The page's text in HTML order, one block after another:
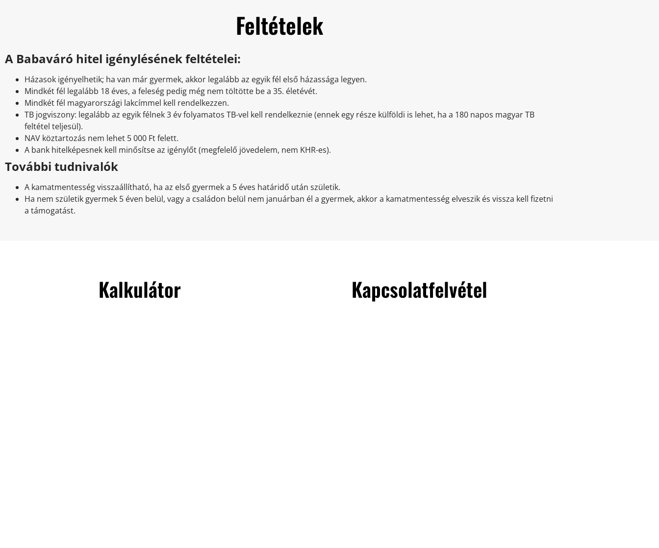
Feltételek
A Babaváró hitel igénylésének feltételei:
Házasok igényelhetik; ha van már gyermek, akkor legalább az egyik fél első házassága legyen.
Mindkét fél legalább 18 éves, a feleség pedig még nem töltötte be a 35. életévét.
Mindkét fél magyarországi lakcímmel kell rendelkezzen.
TB jogviszony: legalább az egyik félnek 3 év folyamatos TB-vel kell rendelkeznie (ennek egy része külföldi is lehet, ha a 180 napos magyar TB
feltétel teljesül).
NAV köztartozás nem lehet 5 000 Ft felett.
A bank hitelképesnek kell minősítse az igénylőt (megfelelő jövedelem, nem KHR-es).
További tudnivalók
A kamatmentesség visszaállítható, ha az első gyermek a 5 éves határidő után születik.
Ha nem születik gyermek 5 éven belül, vagy a családon belül nem januárban él a gyermek, akkor a kamatmentesség elveszik és vissza kell fizetni
a támogatást.
Kalkulátor Kapcsolatfelvétel